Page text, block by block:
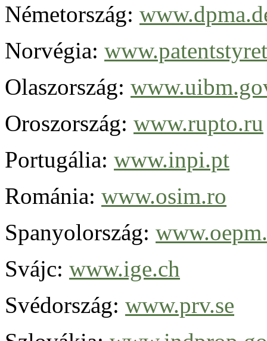
Németország:
Norvégia:
Olaszország:
Oroszország: www.rupto.ru
Portugália: www.inpi.pt
Románia: www.osim.ro
Spanyolország:
Svájc: www.ige.ch
Svédország: www.prv.se